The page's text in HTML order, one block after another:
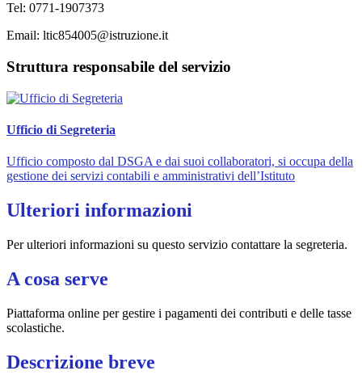
Tel: 0771-1907373
Email: ltic854005@istruzione.it
Struttura responsabile del servizio
Ufficio di Segreteria
Ufficio composto dal DSGA e dai suoi collaboratori, si occupa della
gestione dei servizi contabili e amministrativi dell’Istituto
Ulteriori informazioni
Per ulteriori informazioni su questo servizio contattare la segreteria.
A cosa serve
Piattaforma online per gestire i pagamenti dei contributi e delle tasse
scolastiche.
Descrizione breve